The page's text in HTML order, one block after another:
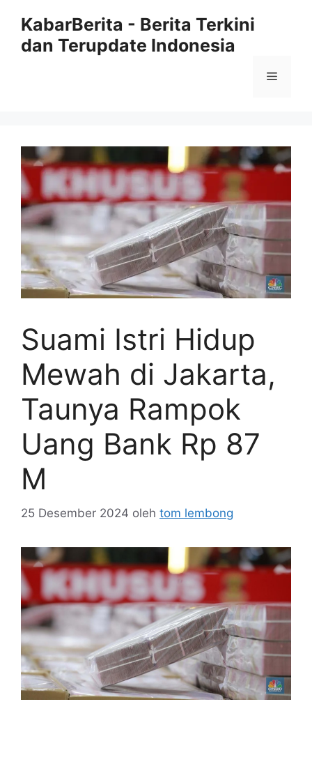
KabarBerita - Berita Terkini
dan Terupdate Indonesia
Menu
Suami Istri Hidup
Mewah di Jakarta,
Taunya Rampok
Uang Bank Rp 87
M
25 Desember 2024 oleh tom lembong